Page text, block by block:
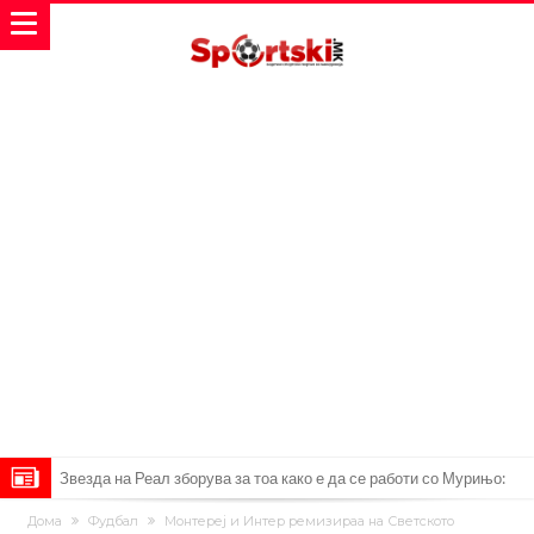
Звезда на Реал зборува за тоа како е да се работи со Мурињо:
Зборовите одекнаа низ Шпанија
Одењето на Араухо го натера Флик на итен потег, дури и управата
Дома Фудбал
Монтереј и Интер ремизираа на Светското